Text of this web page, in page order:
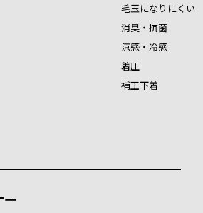
毛玉になりにくい
消臭・抗菌
涼感・冷感
着圧
補正下着
ー